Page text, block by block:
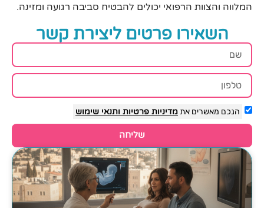
המלווה והצוות הרפואי יכולים להבטיח סביבה רגועה ומזינה.
השאירו פרטים ליצירת קשר
הנכם מאשרים אתמדיניות פרטיות ותנאי שימוש
שליחה